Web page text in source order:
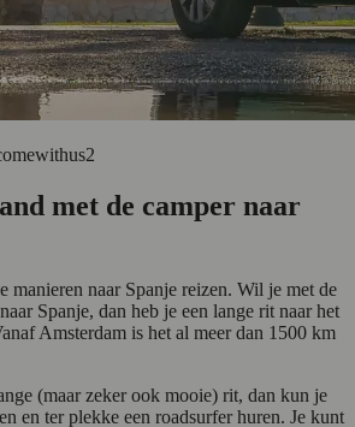
met de camper naar
manieren naar Spanje reizen. Wil je met de
Spanje, dan heb je een lange rit naar het
Amsterdam is het al meer dan 1500 km
(maar zeker ook mooie) rit, dan kun je
en ter plekke een roadsurfer huren. Je kunt